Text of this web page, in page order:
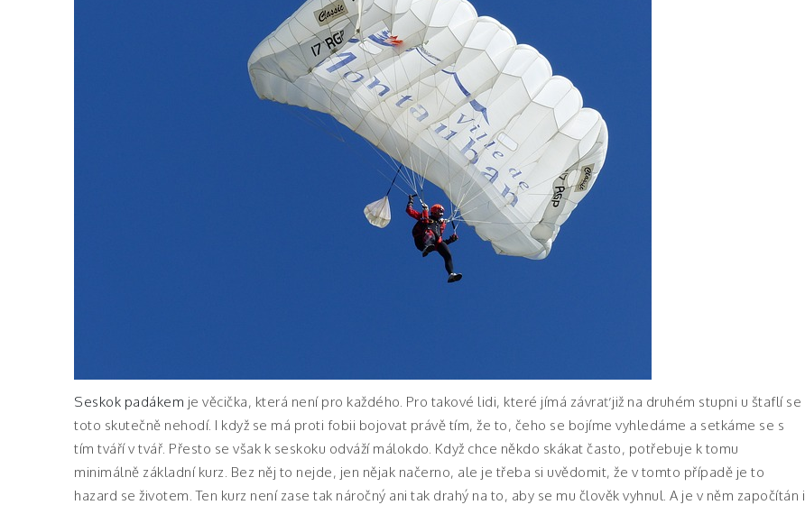
Seskok padákem je věcička, která není pro každého. Pro takové lidi, které jímá závrať již na druhém stupni u štaflí se
toto skutečně nehodí. I když se má proti fobii bojovat právě tím, že to, čeho se bojíme vyhledáme a setkáme se s
tím tváří v tvář. Přesto se však k seskoku odváží málokdo. Když chce někdo skákat často, potřebuje k tomu
minimálně základní kurz. Bez něj to nejde, jen nějak načerno, ale je třeba si uvědomit, že v tomto případě je to
hazard se životem. Ten kurz není zase tak náročný ani tak drahý na to, aby se mu člověk vyhnul. A je v něm započítán i